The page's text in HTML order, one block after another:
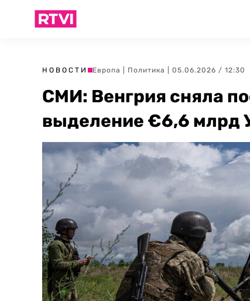
НОВОСТИ Европа Политика | 05.06.2026 / 12:30
СМИ: Венгрия сняла
выделение €6,6 млрд